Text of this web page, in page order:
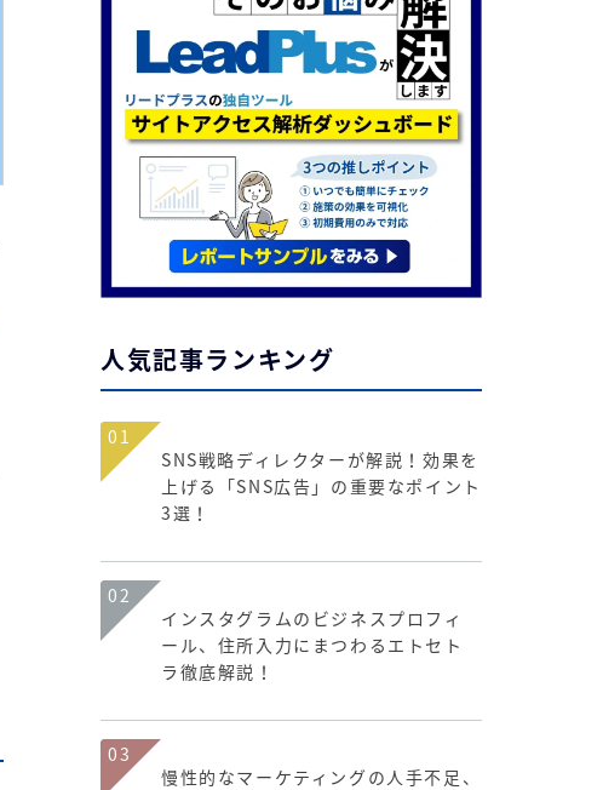
人気記事ランキング
01
SNS戦略ディレクターが解説！効果を
上げる「SNS広告」の重要なポイント
3選！
02
インスタグラムのビジネスプロフィ
ール、住所入力にまつわるエトセト
ラ徹底解説！
03
慢性的なマーケティングの人手不足、